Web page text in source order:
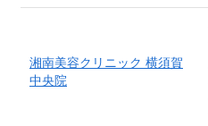
湘南美容クリニック 横須賀
中央院